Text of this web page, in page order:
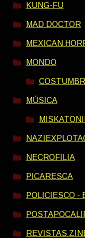
KUNG-FU
MAD DOCTOR
MEXICAN
MONDO
MÚSICA
NECROFILIA
PICARESCA
POLICIESCO -
REVISTAS